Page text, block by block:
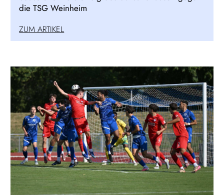
die TSG Weinheim
ZUM ARTIKEL